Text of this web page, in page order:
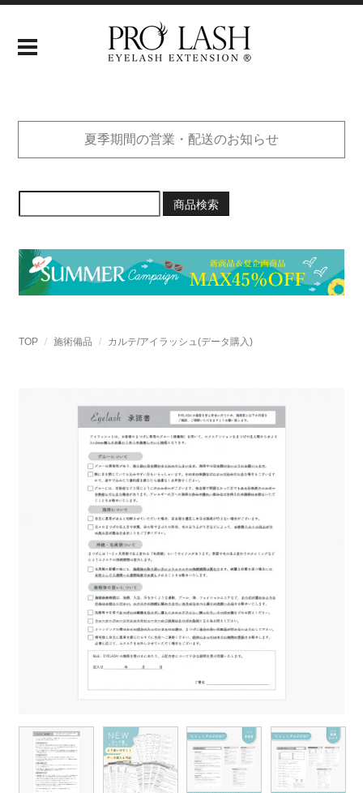
夏季期間の営業・配送のお知らせ
商品検索
TOP 施術備品 カルテ/アイラッシュ(データ購入)